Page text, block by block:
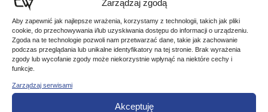
Zarządzaj zgodą
Aby zapewnić jak najlepsze wrażenia, korzystamy z technologii, takich jak pliki
cookie, do przechowywania i/lub uzyskiwania dostępu do informacji o urządzeniu.
Zgoda na te technologie pozwoli nam przetwarzać dane, takie jak zachowanie
podczas przeglądania lub unikalne identyfikatory na tej stronie. Brak wyrażenia
zgody lub wycofanie zgody może niekorzystnie wpłynąć na niektóre cechy i
funkcje.
Zarządzaj serwisami
Akceptuję
MIKADO WĘDKA NIHONTO TELESPIN 3,00m
25g
Mikado wędka nihonto telespin 3,00m/25g Uniwersalny
spinning teleskopowy wytworzony z wysoko modułowanego
włókna węglowego. Lekki i szybki, charakteryzuje się
szczytową akcją i krótką długością transportową…
229,00
DODAJ DO KOSZYKA